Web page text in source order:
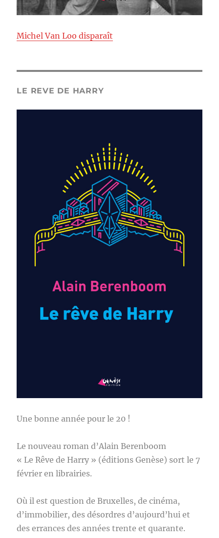
Michel Van Loo disparaît
LE REVE DE HARRY
Une bonne année pour le 20 !
Le nouveau roman d’Alain Berenboom
« Le Rêve de Harry » (éditions Genèse) sort le 7
février en librairies.
Où il est question de Bruxelles, de cinéma,
d’immobilier, des désordres d’aujourd’hui et
des errances des années trente et quarante.